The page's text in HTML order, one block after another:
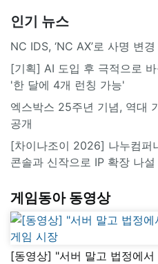
인기 뉴스
NC IDS, ‘NC AX’로 사명 변
[기획] AI 도입 후 극적으로
'한 달에 4개 런칭 가능'
엑스박스 25주년 기념, 역대
공개
[차이나조이 2026] 나누컴퍼
콘솔과 신작으로 IP 확장 나설
게임동아 동영상
[동영상] "서버 말고 법정에